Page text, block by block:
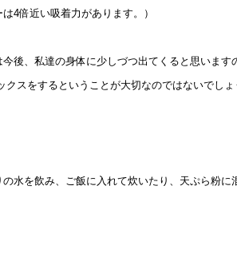
4倍近い吸着力があります。）
後、私達の身体に少しづつ出てくると思いま
クスをするということが大切なのではないでしょ
水を飲み、ご飯に入れて炊いたり、天ぷら粉